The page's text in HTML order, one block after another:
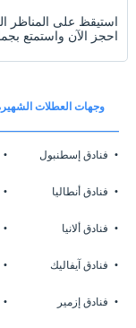
استيقظ على المناظر
احجز الآن واستمتع
وجهات العطلات
فنادق إسطنبول
فنادق أنطاليا
فنادق ألانيا
فنادق آيفاليك
فنادق إزمير